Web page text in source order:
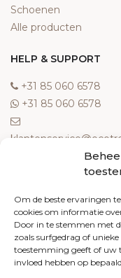
Om de beste ervaringen
cookies om informatie
Door in te stemmen met
zoals surfgedrag of unieke
toestemming geeft of uw
invloed hebben op
Schoenen
Alle producten
HELP & SUPPORT
‎+31 85 060 6578
‎+31 85 060 6578
Meest gestelde
Contact
Algemene
Retourneren
Klachten